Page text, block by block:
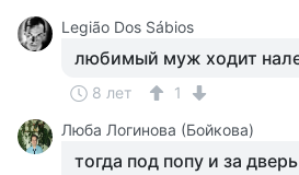
Legião Dos Sábios
любимый муж ходит
8 лет
1
Люба Логинова (Бойкова)
тогда под попу и за